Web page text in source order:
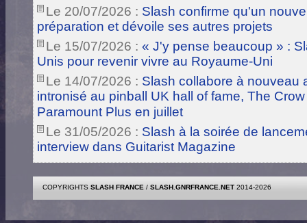
Le 20/07/2026 : Slash confirme qu'un
préparation et dévoile ses autres projets
Le 15/07/2026 : « J'y pense beaucoup » :
Unis pour revenir vivre au Royaume-Uni
Le 14/07/2026 : Slash collabore à nouveau
intronisé au pinball UK hall of fame, The
Paramount Plus en juillet
Le 31/05/2026 : Slash à la soirée de
interview dans Guitarist Magazine
COPYRIGHTS SLASH FRANCE / SLASH.GNRFRANCE.NET 2014-2026